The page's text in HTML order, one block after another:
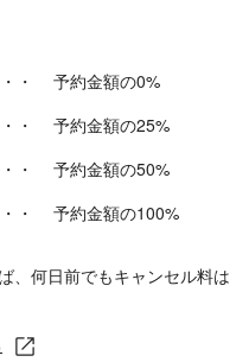
・
予約金額の0%
・
予約金額の25%
・
予約金額の50%
・ 予約金額の100%
、何日前でもキャンセル料は